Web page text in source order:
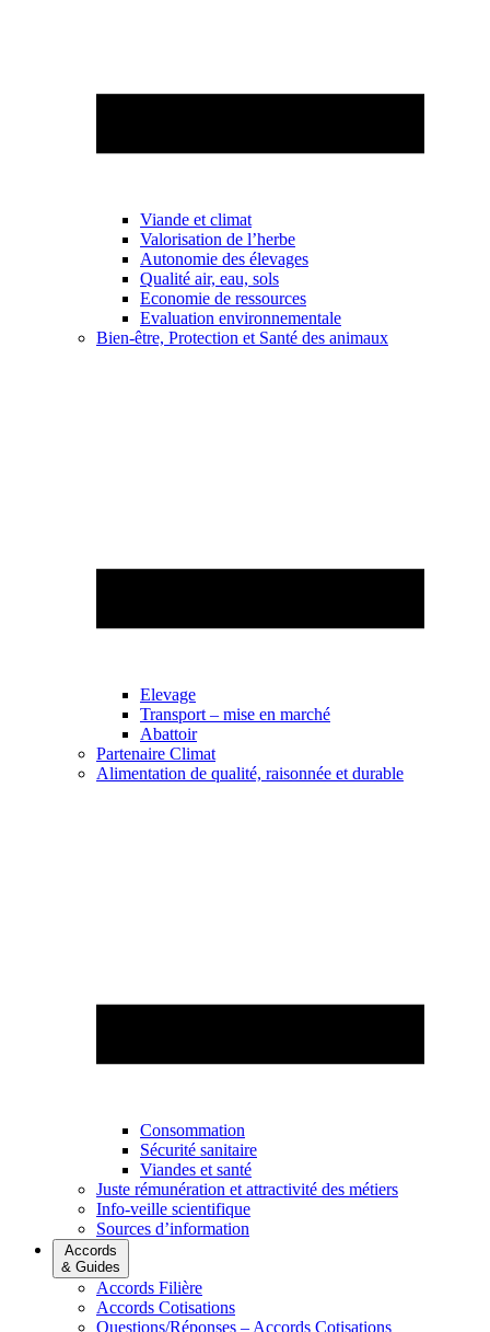
Viande et climat
Valorisation de l’herbe
Autonomie des élevages
Qualité air, eau, sols
Economie de ressources
Evaluation environnementale
Bien-être, Protection et Santé des animaux
Elevage
Transport – mise en marché
Abattoir
Partenaire Climat
Alimentation de qualité, raisonnée et durable
Consommation
Sécurité sanitaire
Viandes et santé
Juste rémunération et attractivité des métiers
Info-veille scientifique
Sources d’information
Accords
& Guides
Accords Filière
Accords Cotisations
Questions/Réponses – Accords Cotisations